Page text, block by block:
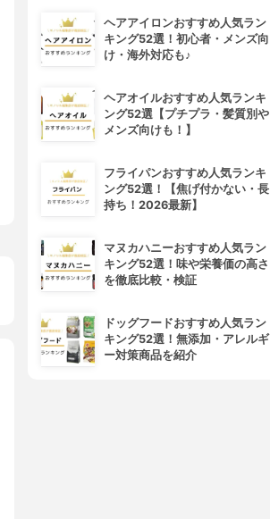
ヘアアイロンおすすめ人気ラン
キング52選！初心者・メンズ向
け・海外対応も♪
ヘアオイルおすすめ人気ランキ
ング52選【プチプラ・髪質別や
メンズ向けも！】
フライパンおすすめ人気ランキ
ング52選！【焦げ付かない・長
持ち！2026最新】
マヌカハニーおすすめ人気ラン
キング52選！味や栄養価の高さ
を徹底比較・検証
ドッグフードおすすめ人気ラン
キング52選！無添加・アレルギ
ー対策商品を紹介